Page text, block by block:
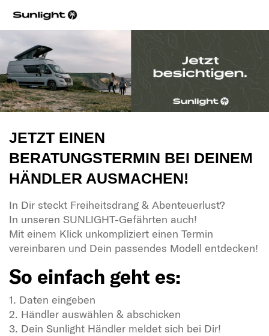
JETZT EINEN
BERATUNGSTERMIN BEI DEINEM
HÄNDLER AUSMACHEN!
In Dir steckt Freiheitsdrang & Abenteuerlust?
In unseren SUNLIGHT-Gefährten auch!
Mit einem Klick unkompliziert einen Termin
vereinbaren und Dein passendes Modell entdecken!
So einfach geht es:
1. Daten eingeben
2. Händler auswählen & abschicken
3. Dein Sunlight Händler meldet sich bei Dir!